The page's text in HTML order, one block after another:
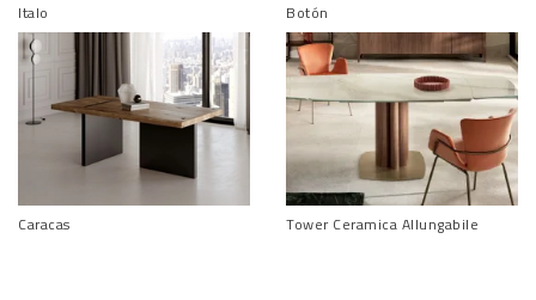
Italo Botón
Caracas Tower Ceramica Allungabile